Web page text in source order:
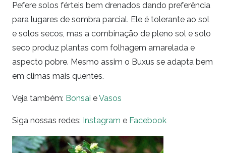
Pefere solos férteis bem drenados dando preferência
para lugares de sombra parcial. Ele é tolerante ao sol
e solos secos, mas a combinação de pleno sol e solo
seco produz plantas com folhagem amarelada e
aspecto pobre. Mesmo assim o Buxus se adapta bem
em climas mais quentes.
Veja também: Bonsai eVasos
Siga nossas redes: Instagram e Facebook